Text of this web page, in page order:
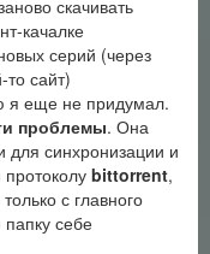
скачивать
качалке
серий (через
то сайт)
я еще не придумал.
проблемы. Она
для синхронизации и
bittorrent,
с главного
себе